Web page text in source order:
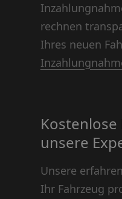
rechnen
Ihres neuen
unsere
Unsere
Ihr Fahrzeug